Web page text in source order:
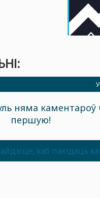
няма каментароў
першую!
каб пакідаць